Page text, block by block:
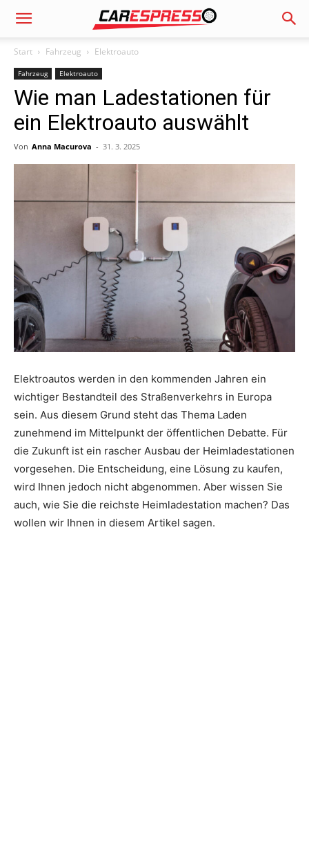
Start Fahrzeug Elektroauto
Fahrzeug Elektroauto
Wie man Ladestationen für
ein Elektroauto auswählt
Von Anna Macurova - 31. 3. 2025
Elektroautos werden in den kommenden Jahren ein
wichtiger Bestandteil des Straßenverkehrs in Europa
sein. Aus diesem Grund steht das Thema Laden
zunehmend im Mittelpunkt der öffentlichen Debatte. Für
die Zukunft ist ein rascher Ausbau der Heimladestationen
vorgesehen. Die Entscheidung, eine Lösung zu kaufen,
wird Ihnen jedoch nicht abgenommen. Aber wissen Sie
auch, wie Sie die reichste Heimladestation machen? Das
wollen wir Ihnen in diesem Artikel sagen.